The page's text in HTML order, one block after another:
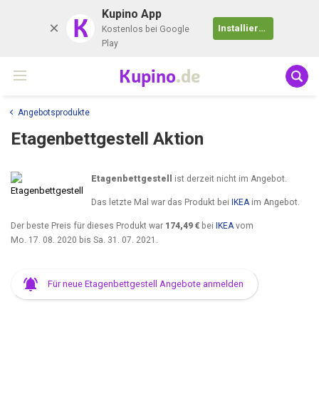
K Kupino App
Kostenlos bei Google
Play
Installieren
Kupino.de
Angebotsprodukte
Etagenbettgestell Aktion
Etagenbettgestell ist derzeit nicht im Angebot.
Das letzte Mal war das Produkt bei IKEAim Angebot.
Der beste Preis für dieses Produkt war 174,49 € bei IKEA vom
Mo. 17. 08. 2020 bis Sa. 31. 07. 2021
Für neue Etagenbettgestell Angebote anmelden